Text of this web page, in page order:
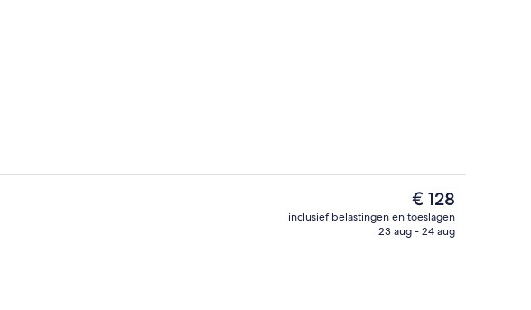
Fitnessfaciliteiten
De
huidige
prijs
€ 128
inclusief belastingen en toeslagen
23 aug - 24 aug